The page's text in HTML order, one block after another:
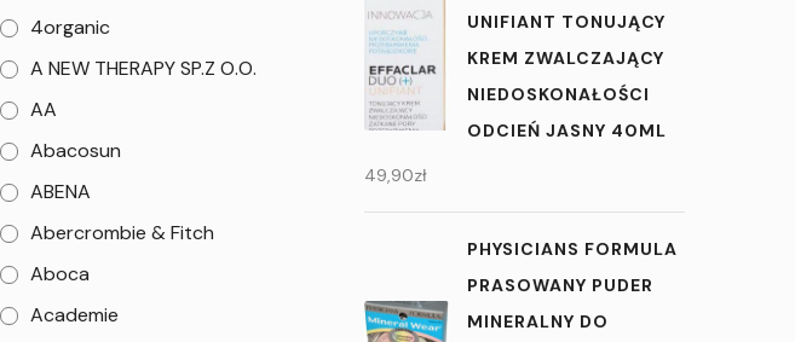
4organic
A NEW THERAPY SP.Z O.O.
AA
Abacosun
ABENA
Abercrombie & Fitch
Aboca
Academie
UNIFIANT TONUJĄCY
KREM ZWALCZAJĄCY
NIEDOSKONAŁOŚCI
ODCIEŃ JASNY 40ML
49,90zł
PHYSICIANS FORMULA
PRASOWANY PUDER
MINERALNY DO